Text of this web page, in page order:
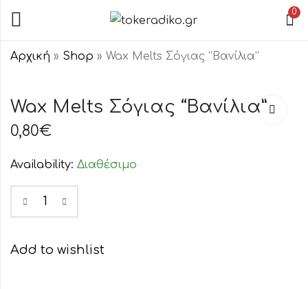
0
Αρχική » Shop » Wax Melts Σόγιας “Βανίλια”
Wax Melts Σόγιας
"Υάκινθος"
Wax Melts Σόγιας
"Μήλο-Κανέλα"
Wax Melts Σόγιας “Βανίλια”
0,80€
Availability: Διαθέσιμο
Add to wishlist